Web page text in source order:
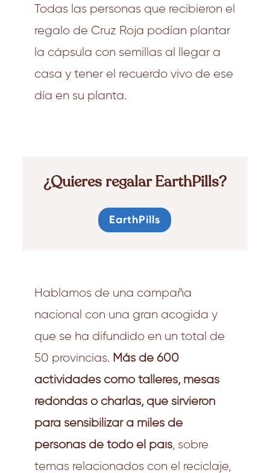
Todas las personas que recibieron el
regalo de Cruz Roja podían plantar
la cápsula con semillas al llegar a
casa y tener el recuerdo vivo de ese
día en su planta.
¿Quieres regalar EarthPills?
EarthPills
Hablamos de una campaña
nacional con una gran acogida y
que se ha difundido en un total de
50 provincias. Más de 600
actividades como talleres, mesas
redondas o charlas, que sirvieron
para sensibilizar a miles de
personas de todo el país, sobre
temas relacionados con el reciclaje,